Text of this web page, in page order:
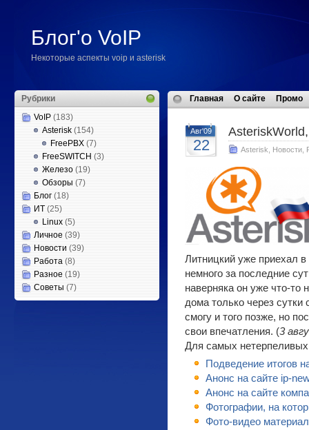
Блог'о VoIP
Некоторые аспекты voip и asterisk
Рубрики
VoIP (183)
Asterisk (154)
FreePBX (7)
FreeSWITCH (3)
Железо (19)
Обзоры (7)
Блог (18)
ИТ (25)
Linux (5)
Личное (39)
Новости (39)
Работа (8)
Разное (19)
Советы (7)
Главная О сайте Промо
Авг'09
22 Asterisk Новости
Литницкий уже приехал
немного за последние
наверняка он уже что-то
дома только через
смогу и того позже, но
свои впечатления. (3
Для самых
Подведение итогов
Анонс на сайте ip-
Анонс на сайте
Фотографии, на
Фото-видео